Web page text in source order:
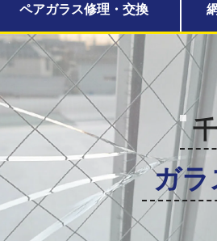
ペアガラス修理・交換
ガラ